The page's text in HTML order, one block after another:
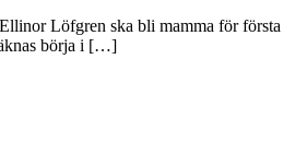
Löfgren ska bli mamma för första
börja i […]